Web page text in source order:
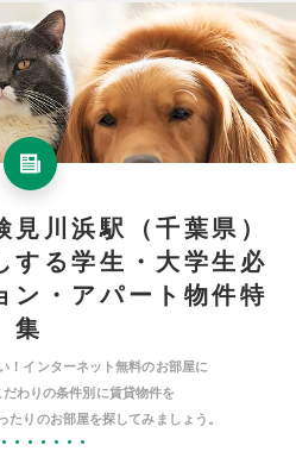
川浜駅（千葉県）
する学生・大学生必
ン・アパート物件特
集
！インターネット無料のお部屋に
わりの条件別に賃貸物件を
りのお部屋を探してみましょう。